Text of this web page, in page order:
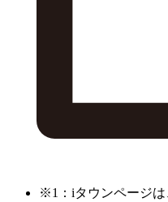
※1：iタウンページは